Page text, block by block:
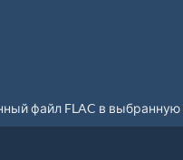
файл FLAC в выбранную